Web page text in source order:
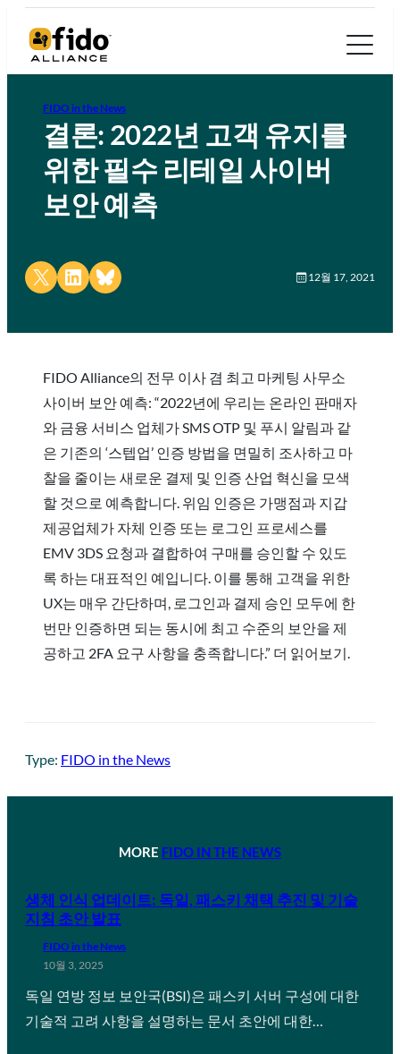
FIDO in the News
결론: 2022년 고객 유지를
위한 필수 리테일 사이버
보안 예측
Share on X Share on LinkedIn
Share on Bluesky 12월 17, 2021
FIDO Alliance의 전무 이사 겸 최고 마케팅 사무소
사이버 보안 예측: “2022년에 우리는 온라인 판매자
와 금융 서비스 업체가 SMS OTP 및 푸시 알림과 같
은 기존의 ‘스텝업’ 인증 방법을 면밀히 조사하고 마
찰을 줄이는 새로운 결제 및 인증 산업 혁신을 모색
할 것으로 예측합니다. 위임 인증은 가맹점과 지갑
제공업체가 자체 인증 또는 로그인 프로세스를
EMV 3DS 요청과 결합하여 구매를 승인할 수 있도
록 하는 대표적인 예입니다. 이를 통해 고객을 위한
UX는 매우 간단하며, 로그인과 결제 승인 모두에 한
번만 인증하면 되는 동시에 최고 수준의 보안을 제
공하고 2FA 요구 사항을 충족합니다.” 더 읽어보기.
Type: FIDO in the News
MORE FIDO IN THE NEWS
생체 인식 업데이트: 독일, 패스키 채택 추진 및 기술
지침 초안 발표
FIDO in the News
10월 3, 2025
독일 연방 정보 보안국(BSI)은 패스키 서버 구성에 대한
기술적 고려 사항을 설명하는 문서 초안에 대한…